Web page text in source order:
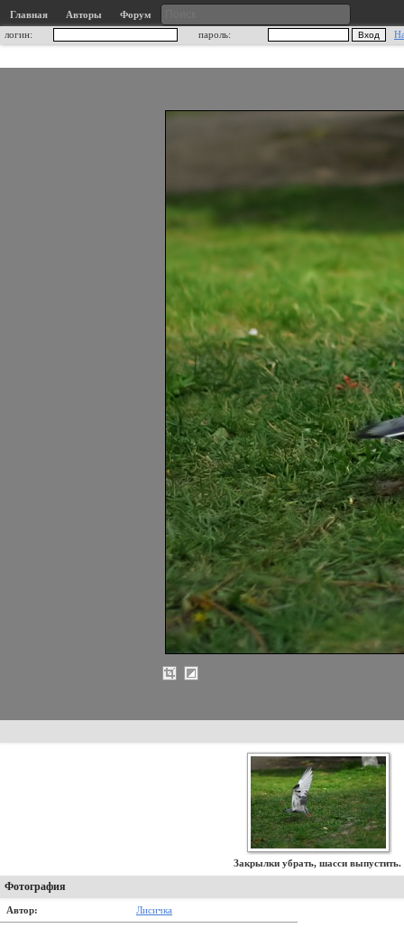
Главная Авторы
Форум
логин:
пароль:
Закрылки убрать, шасси выпустить.
Фотография
Автор: Лисичка